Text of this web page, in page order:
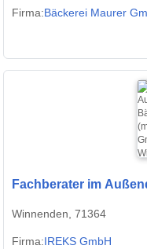
Firma:Bäckerei Maurer
Fachberater im
Winnenden, 71364
Firma:IREKS GmbH